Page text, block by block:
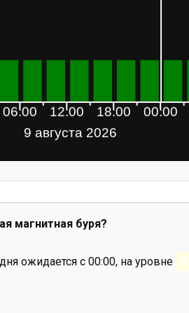
магнитная буря?
ожидается с 00:00, на уровне 0